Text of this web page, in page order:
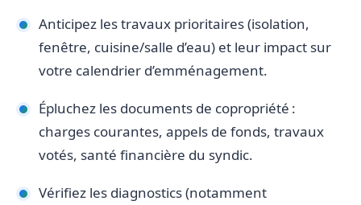
Anticipez les travaux prioritaires (isolation,
fenêtre, cuisine/salle d’eau) et leur impact sur
votre calendrier d’emménagement.
Épluchez les documents de copropriété :
charges courantes, appels de fonds, travaux
votés, santé financière du syndic.
Vérifiez les diagnostics (notamment